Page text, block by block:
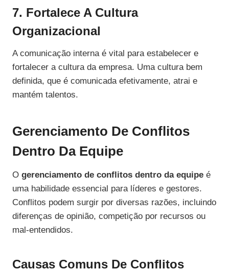
7. Fortalece A Cultura
Organizacional
A comunicação interna é vital para estabelecer e
fortalecer a cultura da empresa. Uma cultura bem
definida, que é comunicada efetivamente, atrai e
mantém talentos.
Gerenciamento De Conflitos
Dentro Da Equipe
O gerenciamento de conflitos dentro da equipe é
uma habilidade essencial para líderes e gestores.
Conflitos podem surgir por diversas razões, incluindo
diferenças de opinião, competição por recursos ou
mal-entendidos.
Causas Comuns De Conflitos